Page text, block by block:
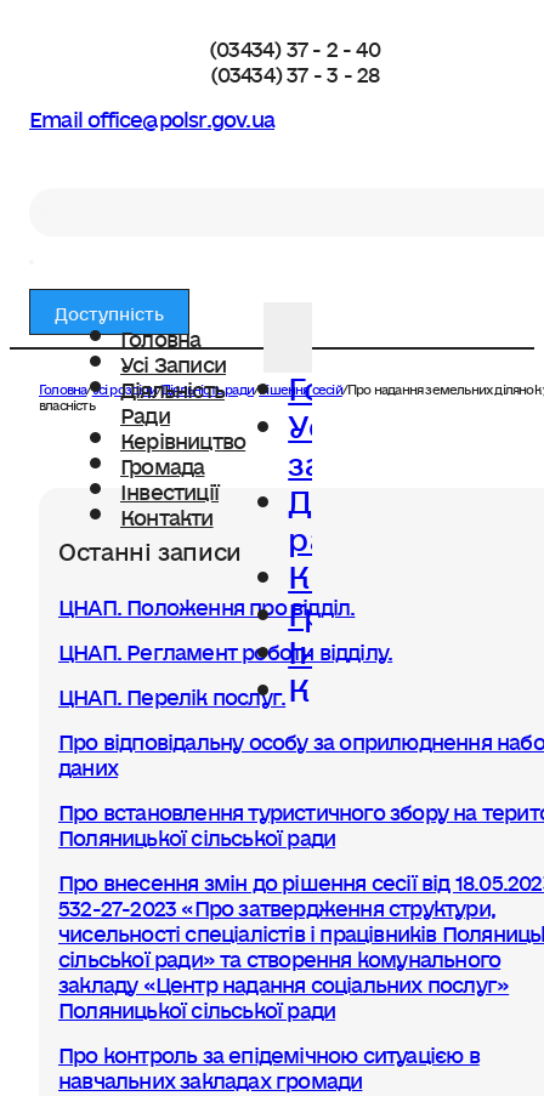
(03434) 37 - 2 - 40
(03434) 37 - 3 - 28
Email office@polsr.gov.ua
Головна
Усі Записи
Діяльність
Ради
Керівництво
Громада
Інвестиції
Контакти
Головна
Усі
записи
Діяльність
ради
Керівництво
Громада
Інвестиції
Контакти
Доступність
Головна/Усі розділи/Діяльність ради/Рішення сесій/Про надання земельних ділянок
власність
Останні записи
ЦНАП. Положення про відділ.
ЦНАП. Регламент роботи відділу.
ЦНАП. Перелік послуг.
Про відповідальну особу за оприлюднення
даних
Про встановлення туристичного збору на
Поляницької сільської ради
Про внесення змін до рішення сесії від
532-27-2023 «Про затвердження структури,
чисельності спеціалістів і працівників
сільської ради» та створення комунального
закладу «Центр надання соціальних послуг»
Поляницької сільської ради
Про контроль за епідемічною ситуацією в
навчальних закладах громади